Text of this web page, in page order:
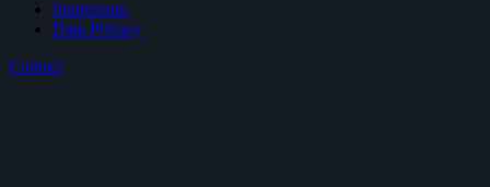
Impressum
Data Privacy
Contact